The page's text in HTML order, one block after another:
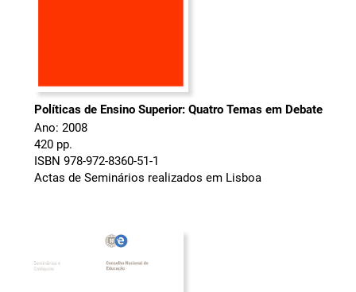
Políticas de Ensino Superior: Quatro Temas em Debate
Ano: 2008
420 pp.
ISBN 978-972-8360-51-1
Actas de Seminários realizados em Lisboa